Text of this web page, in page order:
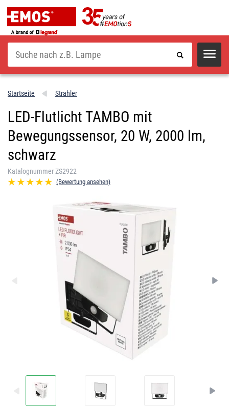
Suche
Startseite Strahler
LED-Flutlicht TAMBO mit
Bewegungssensor, 20 W, 2000 lm,
schwarz
Katalognummer ZS2922
(Bewertung ansehen)